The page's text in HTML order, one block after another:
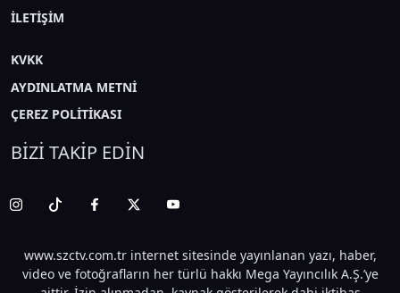
İLETİŞİM
KVKK
AYDINLATMA METNİ
ÇEREZ POLİTİKASI
BİZİ TAKİP EDİN
www.szctv.com.tr internet sitesinde yayınlanan yazı, haber,
video ve fotoğrafların her türlü hakkı Mega Yayıncılık A.Ş.’ye